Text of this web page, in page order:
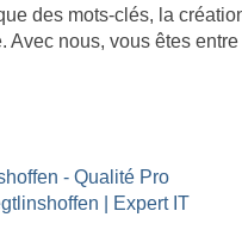
des mots-clés, la
nous, vous êtes
- Qualité Pro
| Expert IT